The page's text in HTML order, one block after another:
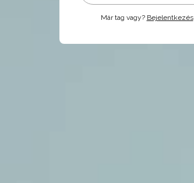
Már tag vagy? Bejelentkezés